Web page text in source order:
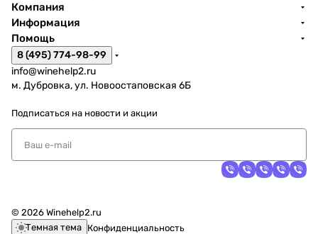
Компания
Информация
Помощь
8 (495) 774-98-99
info@winehelp2.ru
м. Дубровка, ул. Новоостаповская 6Б
Подписаться на новости и акции
© 2026 Winehelp2.ru
Темная тема Конфиденциальность